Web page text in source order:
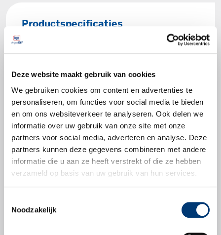
Deze website maakt gebruik van cookies
We gebruiken cookies om content en advertenties te
personaliseren, om functies voor social media te bieden
en om ons websiteverkeer te analyseren. Ook delen we
informatie over uw gebruik van onze site met onze
partners voor social media, adverteren en analyse. Deze
partners kunnen deze gegevens combineren met andere
informatie die u aan ze heeft verstrekt of die ze hebben
verzameld op basis van uw gebruik van hun services.
Noodzakelijk
Productspecificaties
MAN 342 M-1, 342 M-2
ZF TE-ML-05A, 07A, 08, 12E, 16B, 16C, 17B,
19B, 21A
Productbladen